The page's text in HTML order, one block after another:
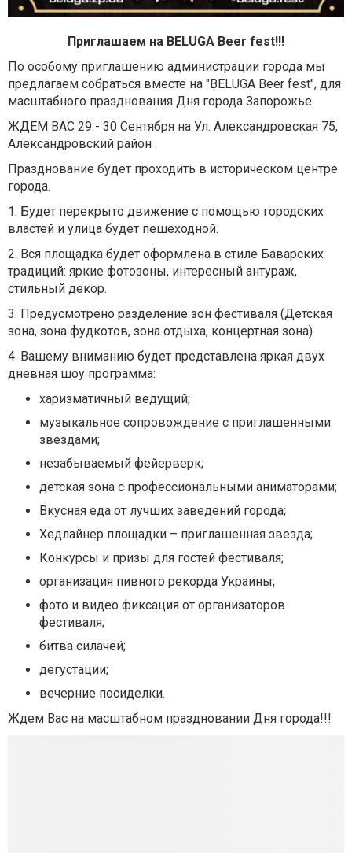
Приглашаем на BELUGA Beer fest!!!
По особому приглашению администрации города мы
предлагаем собраться вместе на "BELUGA Beer fest", для
масштабного празднования Дня города Запорожье.
ЖДЕМ ВАС 29 - 30 Сентября на Ул. Александровская 75,
Александровский район .
Празднование будет проходить в историческом центре
города.
1. Будет перекрыто движение с помощью городских
властей и улица будет пешеходной.
2. Вся площадка будет оформлена в стиле Баварских
традиций: яркие фотозоны, интересный антураж,
стильный декор.
3. Предусмотрено разделение зон фестиваля (Детская
зона, зона фудкотов, зона отдыха, концертная зона)
4. Вашему вниманию будет представлена яркая двух
дневная шоу программа:
харизматичный ведущий;
музыкальное сопровождение с приглашенными
звездами;
незабываемый фейерверк;
детская зона с профессиональными аниматорами;
Вкусная еда от лучших заведений города;
Хедлайнер площадки – приглашенная звезда;
Конкурсы и призы для гостей фестиваля;
организация пивного рекорда Украины;
фото и видео фиксация от организаторов
фестиваля;
битва силачей;
дегустации;
вечерние посиделки.
Ждем Вас на масштабном праздновании Дня города!!!